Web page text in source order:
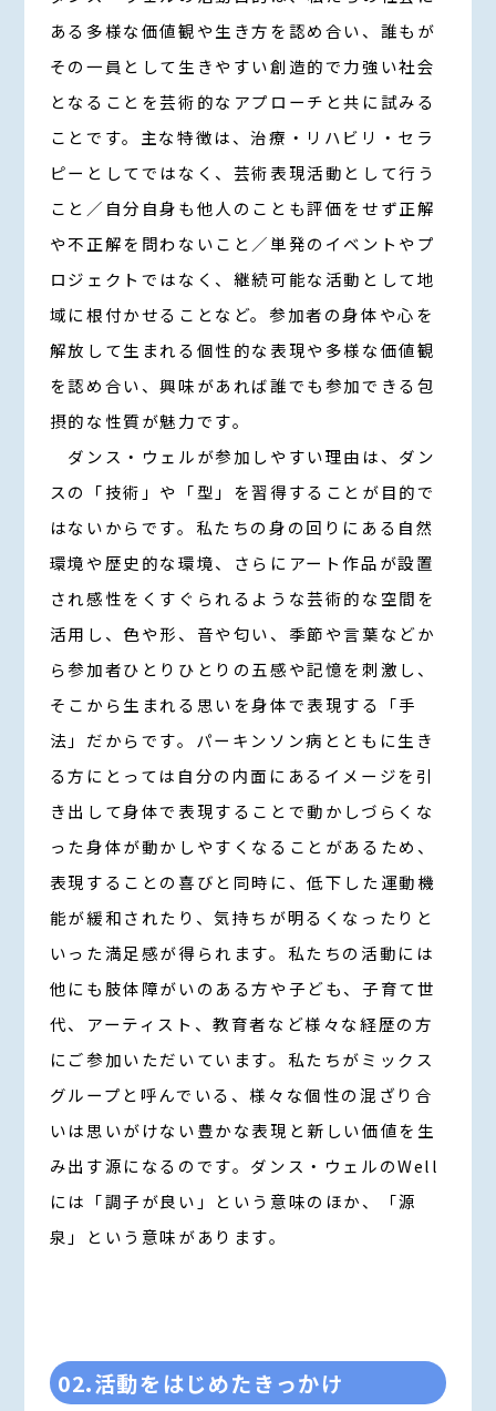
ある多様な価値観や生き方を認め合い、誰もが
その一員として生きやすい創造的で力強い社会
となることを芸術的なアプローチと共に試みる
ことです。主な特徴は、治療・リハビリ・セラ
ピーとしてではなく、芸術表現活動として行う
こと／自分自身も他人のことも評価をせず正解
や不正解を問わないこと／単発のイベントやプ
ロジェクトではなく、継続可能な活動として地
域に根付かせることなど。参加者の身体や心を
解放して生まれる個性的な表現や多様な価値観
を認め合い、興味があれば誰でも参加できる包
摂的な性質が魅力です。
ダンス・ウェルが参加しやすい理由は、ダン
スの「技術」や「型」を習得することが目的で
はないからです。私たちの身の回りにある自然
環境や歴史的な環境、さらにアート作品が設置
され感性をくすぐられるような芸術的な空間を
活用し、色や形、音や匂い、季節や言葉などか
ら参加者ひとりひとりの五感や記憶を刺激し、
そこから生まれる思いを身体で表現する「手
法」だからです。パーキンソン病とともに生き
る方にとっては自分の内面にあるイメージを引
き出して身体で表現することで動かしづらくな
った身体が動かしやすくなることがあるため、
表現することの喜びと同時に、低下した運動機
能が緩和されたり、気持ちが明るくなったりと
いった満足感が得られます。私たちの活動には
他にも肢体障がいのある方や子ども、子育て世
代、アーティスト、教育者など様々な経歴の方
にご参加いただいています。私たちがミックス
グループと呼んでいる、様々な個性の混ざり合
いは思いがけない豊かな表現と新しい価値を生
み出す源になるのです。ダンス・ウェルのWell
には「調子が良い」という意味のほか、「源
泉」という意味があります。
02.活動をはじめたきっかけ